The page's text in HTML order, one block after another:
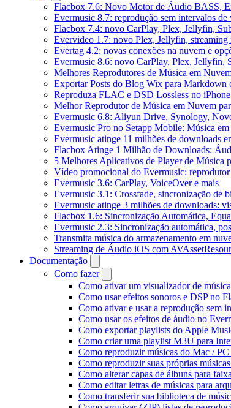
Flacbox 7.6: Novo Motor de Áudio BASS,
Evermusic 8.7: reprodução sem intervalos
Flacbox 7.4: novo CarPlay, Plex, Jellyfin,
Evervideo 1.7: novo Plex, Jellyfin, streaming
Evertag 4.2: novas conexões na nuvem e
Evermusic 8.6: novo CarPlay, Plex, Jellyfin,
Melhores Reprodutores de Música em
Exportar Posts do Blog Wix para Markdown
Reproduza FLAC e DSD Lossless no
Melhor Reprodutor de Música em Nuvem
Evermusic 6.8: Aliyun Drive, Synology,
Evermusic Pro no Setapp Mobile: Música
Evermusic atinge 11 milhões de downloads
Flacbox Atinge 1 Milhão de Downloads:
5 Melhores Aplicativos de Player de Música
Vídeo promocional do Evermusic:
Evermusic 3.6: CarPlay, VoiceOver e mais
Evermusic 3.1: Crossfade, sincronização de
Evermusic atinge 3 milhões de downloads:
Flacbox 1.6: Sincronização Automática,
Evermusic 2.3: Sincronização automática,
Transmita música do armazenamento em
Streaming de Áudio iOS com
Documentação
Como fazer
Como ativar um visualizador de
Como usar efeitos sonoros e DSP no
Como ativar e usar a reprodução sem
Como usar os efeitos de áudio no
Como exportar playlists do Apple
Como criar uma playlist M3U para
Como reproduzir músicas do Mac /
Como reproduzir suas próprias
Como alterar capas de álbuns para
Como editar letras de músicas para
Como transferir sua biblioteca de